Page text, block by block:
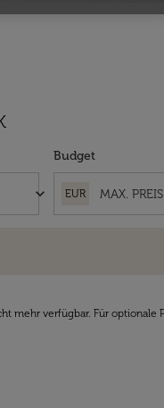
keyboard_arrow_down
Budget
EUR
mehr verfügbar. Für optionale